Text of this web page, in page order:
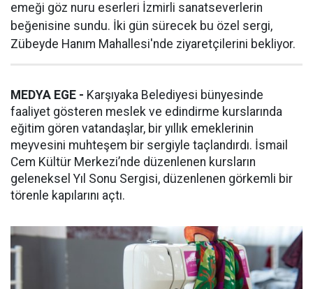
emeği göz nuru eserleri İzmirli sanatseverlerin
beğenisine sundu. İki gün sürecek bu özel sergi,
Zübeyde Hanım Mahallesi'nde ziyaretçilerini bekliyor.
MEDYA EGE - Karşıyaka Belediyesi bünyesinde
faaliyet gösteren meslek ve edindirme kurslarında
eğitim gören vatandaşlar, bir yıllık emeklerinin
meyvesini muhteşem bir sergiyle taçlandırdı. İsmail
Cem Kültür Merkezi’nde düzenlenen kursların
geleneksel Yıl Sonu Sergisi, düzenlenen görkemli bir
törenle kapılarını açtı.